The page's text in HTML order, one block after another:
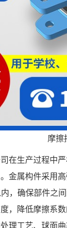
摩擦
在生产过程中
金属构件采用
，确保部件之
，降低摩擦系
理工艺、球面